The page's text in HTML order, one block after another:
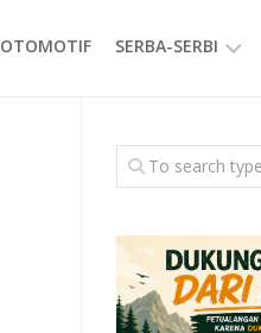
OTOMOTIF SERBA-SERBI
GAYA
HIDUP